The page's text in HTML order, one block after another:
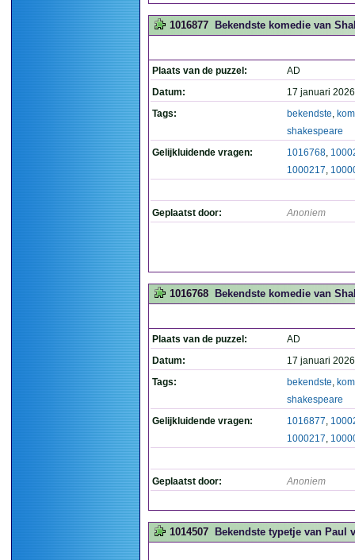
1016877 Bekendste komedie van
Plaats van de puzzel:
AD
Datum:
17 januari
Tags:
bekendste,
shakespeare
Gelijkluidende vragen:
1016768,
1000217,
Geplaatst door: Anoniem
1016768 Bekendste komedie van
Plaats van de puzzel:
AD
Datum:
17 januari
Tags:
bekendste,
shakespeare
Gelijkluidende vragen:
1016877,
1000217,
Geplaatst door: Anoniem
1014507 Bekendste typetje van Paul